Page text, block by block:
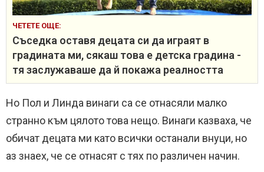
ЧЕТЕТЕ ОЩЕ:
Съседка оставя децата си да играят в
градината ми, сякаш това е детска градина -
тя заслужаваше да й покажа реалността
Но Пол и Линда винаги са се отнасяли малко
странно към цялото това нещо. Винаги казваха, че
обичат децата ми като всички останали внуци, но
аз знаех, че се отнасят с тях по различен начин.